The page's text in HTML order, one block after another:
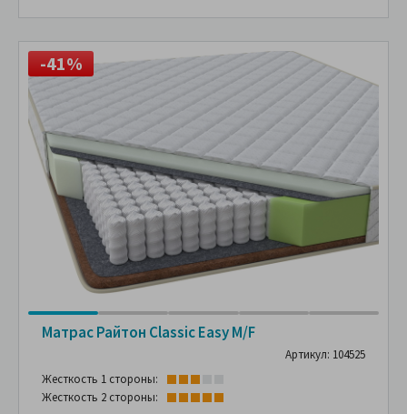
-41%
Матрас Райтон Classic Easy M/F
Артикул: 104525
Жесткость 1 стороны:
Жесткость 2 стороны: